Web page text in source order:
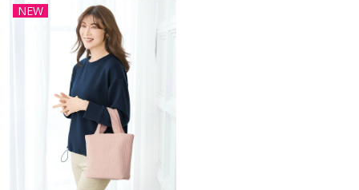
NEW